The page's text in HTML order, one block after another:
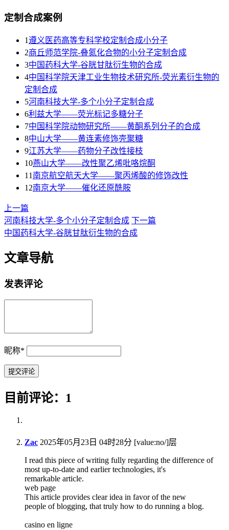
定制合成案例
1遵义医药高等专科学校定制合成小分子
2商丘师范学院-叠氮化合物的小分子定制合成
3​中国药科大学-谷胱甘肽衍生物的合成
4中国科学院天津工业生物技术研究所-荧光素衍生物的
定制合成
5河南科技大学-多个小分子定制合成
6利兹大学——荧光标记多糖分子
7中国科学院动物研究所——黄酮系列分子的合成
8中山大学——黄连素修饰壳聚糖
9江苏大学——药物分子改性接枝
10燕山大学——改性聚乙烯吡咯烷酮
11 南京航空航天大学——聚丙烯酸的修饰改性
12南京大学——催化还原酰胺
上一篇
河南科技大学-多个小分子定制合成 下一篇
​中国药科大学-谷胱甘肽衍生物的合成
文章导航
发表评论
昵称*
目前评论：1
Zac 2025年05月23日 04时28分 [value:no/]层
I read this piece of writing fully regarding the difference of
most up-to-date and earlier technologies, it's
remarkable article.
web page
This article provides clear idea in favor of the new
people of blogging, that truly how to do running a blog.
casino en ligne